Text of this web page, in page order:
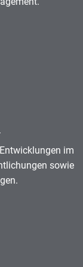
im
sowie